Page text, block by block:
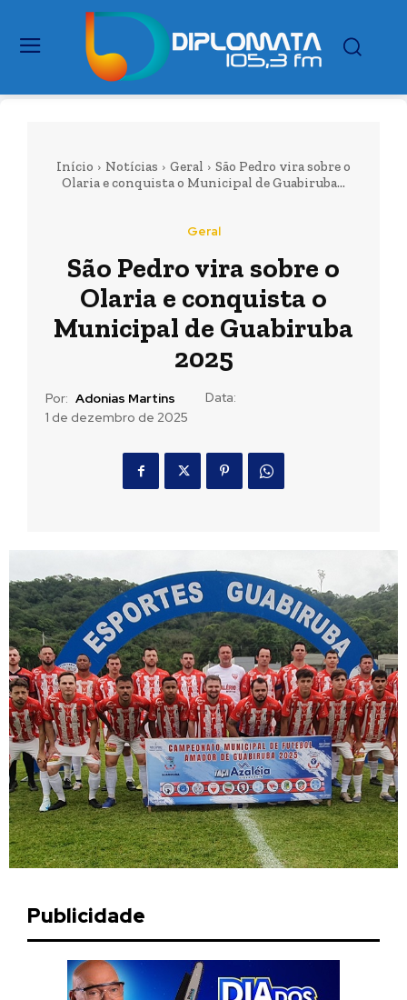
Início Notícias Geral
São Pedro vira sobre o
Olaria e conquista o Municipal de Guabiruba...
Geral
São Pedro vira sobre o
Olaria e conquista o
Municipal de Guabiruba
2025
Por: Adonias Martins
Data:
1 de dezembro de 2025
Publicidade